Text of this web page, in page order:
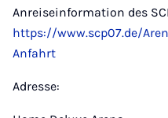
Anreiseinformation des
https://www.scp07.de/
Anfahrt
Adresse: